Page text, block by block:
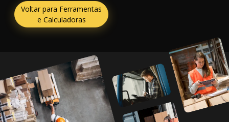
Voltar para Ferramentas
e Calculadoras